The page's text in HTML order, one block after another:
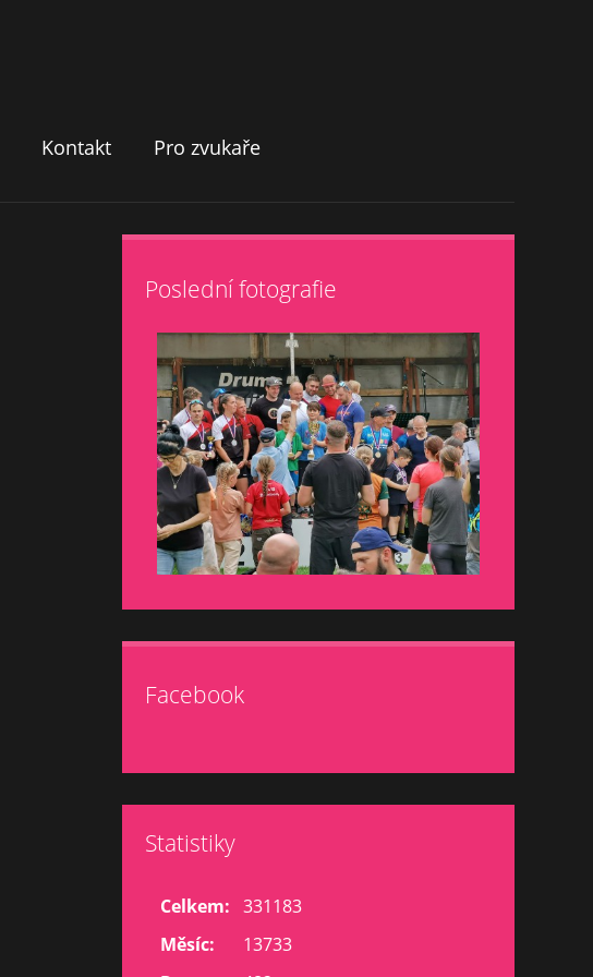
Kontakt Pro zvukaře
Poslední fotografie
Facebook
Statistiky
Celkem: 331183
Měsíc:
13733